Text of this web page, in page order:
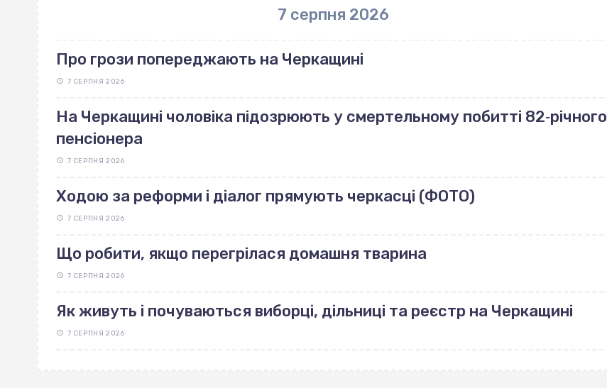
7 серпня 2026
Про грози попереджають на Черкащині
7 СЕРПНЯ 2026
На Черкащині чоловіка підозрюють у смертельному побитті 82‐річного
пенсіонера
7 СЕРПНЯ 2026
Ходою за реформи і діалог прямують черкасці (ФОТО)
7 СЕРПНЯ 2026
Що робити, якщо перегрілася домашня тварина
7 СЕРПНЯ 2026
Як живуть і почуваються виборці, дільниці та реєстр на Черкащині
7 СЕРПНЯ 2026